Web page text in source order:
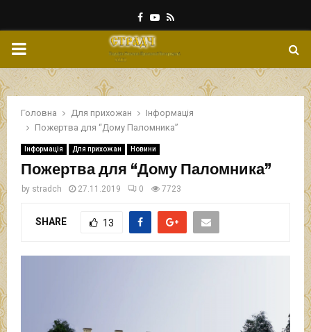
Facebook
Youtube
Rss
PRIMARY
MENU
Головна Для прихожан
Інформація
Пожертва для “Дому Паломника”
Інформація Для прихожан Новини
Пожертва для “Дому Паломника”
by stradch 27.11.2019 0 7723
SHARE 13